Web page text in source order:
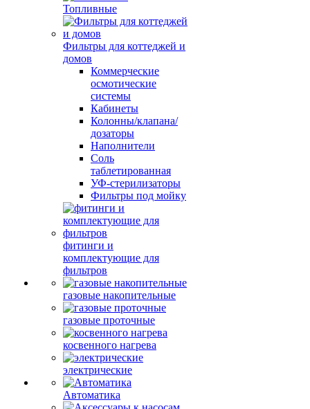
Топливные
Фильтры для коттеджей и
домов
Коммерческие
осмотические
системы
Кабинеты
Колонны/клапана/
дозаторы
Наполнители
Соль
таблетированная
УФ-стерилизаторы
Фильтры под мойку
фитинги и
комплектующие для
фильтров
газовые накопительные
газовые проточные
косвенного нагрева
электрические
Автоматика